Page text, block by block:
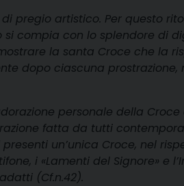
pregio artistico. Per questo
compia con lo splendore di
la santa Croce che la
dopo ciascuna prostrazione,
personale della
fatta da tutti
un’unica Croce, nel
i «Lamenti del Signore» e
(Cf.n.42).